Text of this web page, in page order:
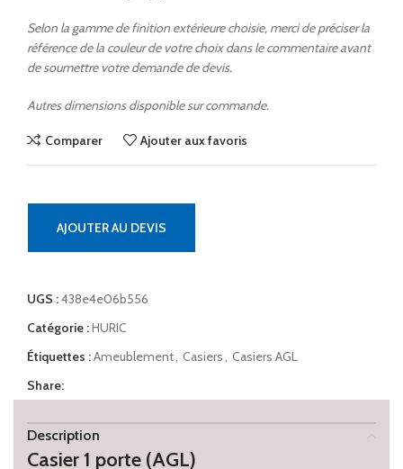
Selon la gamme de finition extérieure choisie, merci de préciser la
référence de la couleur de votre choix dans le commentaire avant
de soumettre votre demande de devis.
Autres dimensions disponible sur commande.
Comparer Ajouter aux favoris
AJOUTER AU DEVIS
UGS :438e4e06b556
Catégorie :HURIC
Étiquettes :Ameublement, Casiers, Casiers AGL
Share:
Description
Casier 1 porte (AGL)